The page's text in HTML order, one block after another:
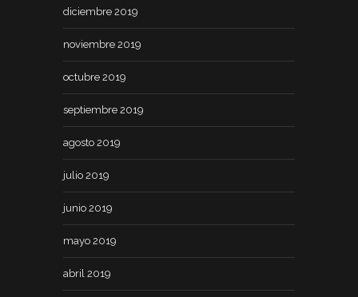
diciembre 2019
noviembre 2019
octubre 2019
septiembre 2019
agosto 2019
julio 2019
junio 2019
mayo 2019
abril 2019